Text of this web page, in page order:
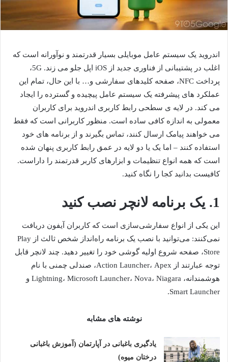
اندروید یک سیستم عامل موبایلی بسیار قدرتمند و نوآورانه است که
اغلب در پشتیبانی از فناوری جدید از iOS اپل جلو می زند. 5G،
پرداخت NFC، صفحه کلیدهای سفارشی و… با این حال، تمام این
عملکرد های پیشرفته یک سیستم عامل پیچیده و گسترده را ایجاد
می کند. در لایه ی سطحی رابط کاربری اندروید برای کاربران
معمولی به اندازه کافی ساده است. منظور کاربرانی است که فقط
می خواهند پیامک ارسال کنند، تماس بگیرند و از برنامه های خود
استفاده کنند – اما یک یا دو لایه در عمق رابط کاربری پنهان شده
است که همه انواع تنظیمات و ابزارهای کاربر قدرتمند را داراست.
کافیست بدانید کجا را نگاه کنید.
1. یک برنامه لانچر نصب کنید
این یکی از انواع سفارشی‌سازی است که کاربران آیفون دریافت
نمی‌کنند: می‌توانید با نصب یک برنامه راه‌انداز شخص ثالث از Play
Store، صفحه شروع اولیه گوشی خود را تغییر دهید. چند لانچر قابل
توجه عبارتند از Action Launcher، Apex، صندلی چمنی با نام
هوشمندانه، Lightning، Microsoft Launcher، Nova، Niagara و
Smart Launcher.
نوشته های مشابه
یادگیری باغبانی در آپارتمان (آموزش باغبانی
درختان میوه)